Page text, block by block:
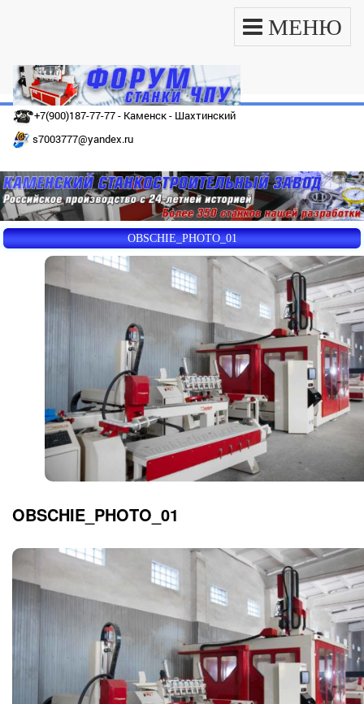
МЕНЮ
+7(900)187-77-77 - Каменск - Шахтинский
s7003777@yandex.ru
OBSCHIE_PHOTO_01
OBSCHIE_PHOTO_01